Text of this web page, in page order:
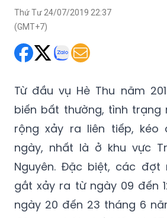
nhập mặn tại khu vực Trung Bộ.
Thứ Tư 24/07/2019 22:37
Từ đầu vụ Hè Thu năm
biến bất thường, tình trạng
rộng xảy ra liên tiếp, kéo
ngày, nhất là ở khu vực
Nguyên. Đặc biệt, các đợt